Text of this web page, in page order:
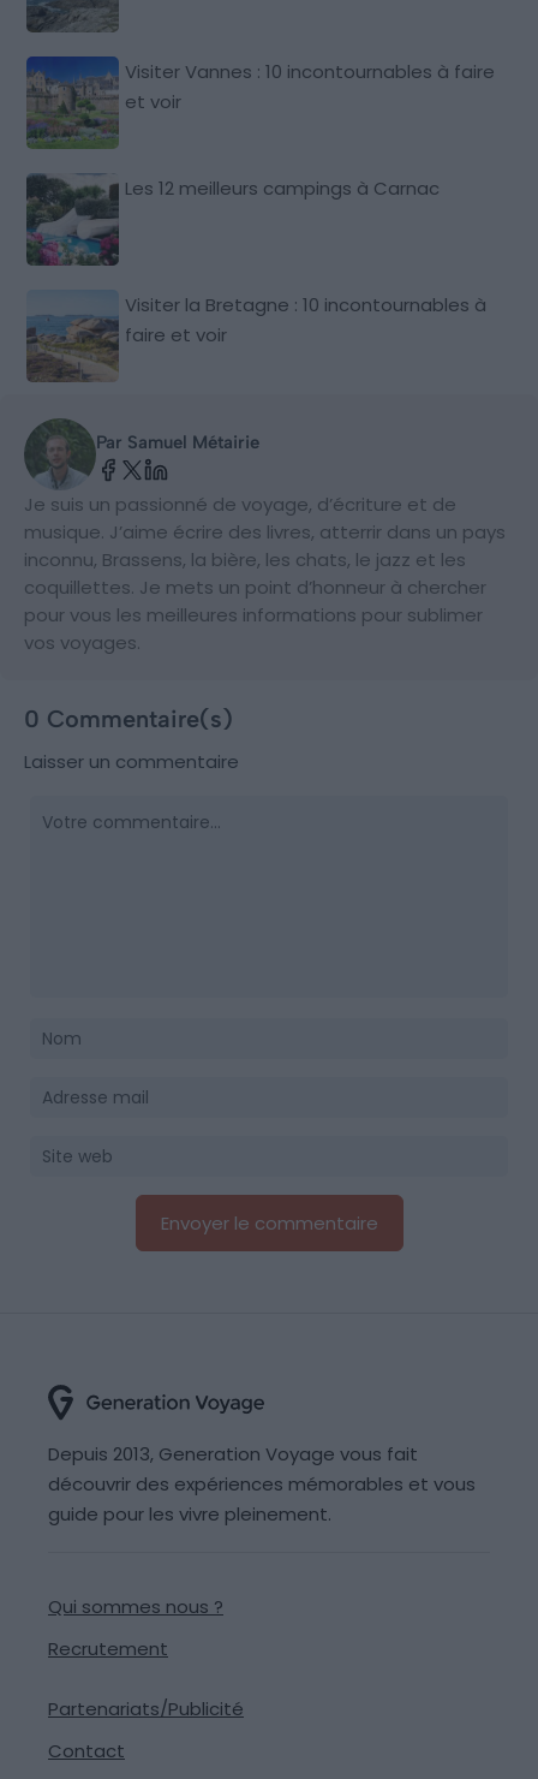
Visiter Vannes : 10 incontournables à faire
et voir
Les 12 meilleurs campings à Carnac
Visiter la Bretagne : 10 incontournables à
faire et voir
Par Samuel Métairie
Je suis un passionné de voyage, d’écriture et de
musique. J’aime écrire des livres, atterrir dans un pays
inconnu, Brassens, la bière, les chats, le jazz et les
coquillettes. Je mets un point d’honneur à chercher
pour vous les meilleures informations pour sublimer
vos voyages.
0 Commentaire(s)
Laisser un commentaire
Depuis 2013, Generation Voyage vous fait
découvrir des expériences mémorables et vous
guide pour les vivre pleinement.
Qui sommes nous ?
Recrutement
Partenariats/Publicité
Contact